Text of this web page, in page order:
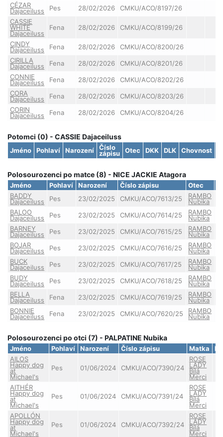
CÉZAR
Dajaceiluss Pes 28/02/2026
CMKU/ACO/8197/26
CASSIE
WHITE
Dajaceiluss
Fena 28/02/2026 CMKU/ACO/8199/26
CINDY
Dajaceiluss Fena 28/02/2026
CMKU/ACO/8200/26
CIRILLA
Dajaceiluss Fena 28/02/2026
CMKU/ACO/8201/26
CONNIE
Dajaceiluss Fena 28/02/2026
CMKU/ACO/8202/26
CORA
Dajaceiluss Fena 28/02/2026
CMKU/ACO/8203/26
CORIN
Dajaceiluss Fena 28/02/2026 CMKU/ACO/8204/26
Potomci (0) - CASSIE Dajaceiluss
Jméno Pohlaví Narození Číslo
zápisu Otec DKK DLK Chovnost
Polosourozenci po matce (8) - NICE JACKIE Atagora
Jméno Pohlaví Narození Číslo zápisu Otec
BADDY
Dajaceiluss Pes 23/02/2025 CMKU/ACO/7613/25 RAMBO
Nubika
BALOO
Dajaceiluss Pes 23/02/2025 CMKU/ACO/7614/25 RAMBO
Nubika
BARNEY
Dajaceiluss Pes 23/02/2025 CMKU/ACO/7615/25 RAMBO
Nubika
BOJAR
Dajaceiluss Pes 23/02/2025 CMKU/ACO/7616/25 RAMBO
Nubika
BUCK
Dajaceiluss Pes 23/02/2025 CMKU/ACO/7617/25 RAMBO
Nubika
BUDY
Dajaceiluss Pes 23/02/2025 CMKU/ACO/7618/25 RAMBO
Nubika
BELLA
Dajaceiluss Fena 23/02/2025 CMKU/ACO/7619/25 RAMBO
Nubika
BONNIE
Dajaceiluss Fena 23/02/2025 CMKU/ACO/7620/25 RAMBO
Nubika
Polosourozenci po otci (7) - PALPATINE Nubika
Jméno Pohlaví Narození Číslo zápisu Matka
AILOS
Happy dog
at
Michael's
Pes 01/06/2024 CMKU/ACO/7390/24
ROSE
LADY
Bílá
Merci
AITHÉR
Happy dog
at
Michael's
Pes 01/06/2024 CMKU/ACO/7391/24
ROSE
LADY
Bílá
Merci
APOLLÓN
Happy dog
at
Michael's
Pes 01/06/2024 CMKU/ACO/7392/24
ROSE
LADY
Bílá
Merci